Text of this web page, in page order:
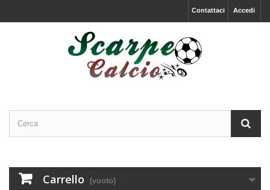
Accedi
Contattaci
Carrello (vuoto)